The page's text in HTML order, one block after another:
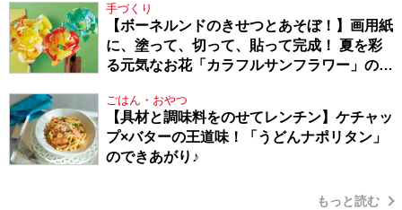
手づくり
【ボーネルンドのきせつとあそぼ！】画用紙
に、塗って、切って、貼って完成！ 夏を彩
る元気なお花「カラフルサンフラワー」の作
ごはん・おやつ
【具材と調味料をのせてレンチン】ケチャッ
プ×バターの王道味！「うどんナポリタン」
のできあがり♪
もっと読む